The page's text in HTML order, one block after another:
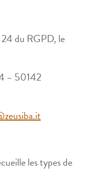
du RGPD, le
– 50142
les types de